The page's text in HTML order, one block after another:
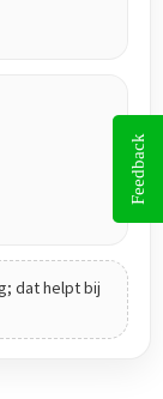
dat helpt bij
Feedback